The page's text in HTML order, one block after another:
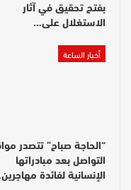
بفتح تحقيق في آثار
الاستغلال على…
أخبار الساعة
“الحاجة صباح” تتصدر
التواصل بعد مبادراتها
الإنسانية لفائدة